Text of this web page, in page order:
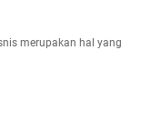
merupakan hal yang